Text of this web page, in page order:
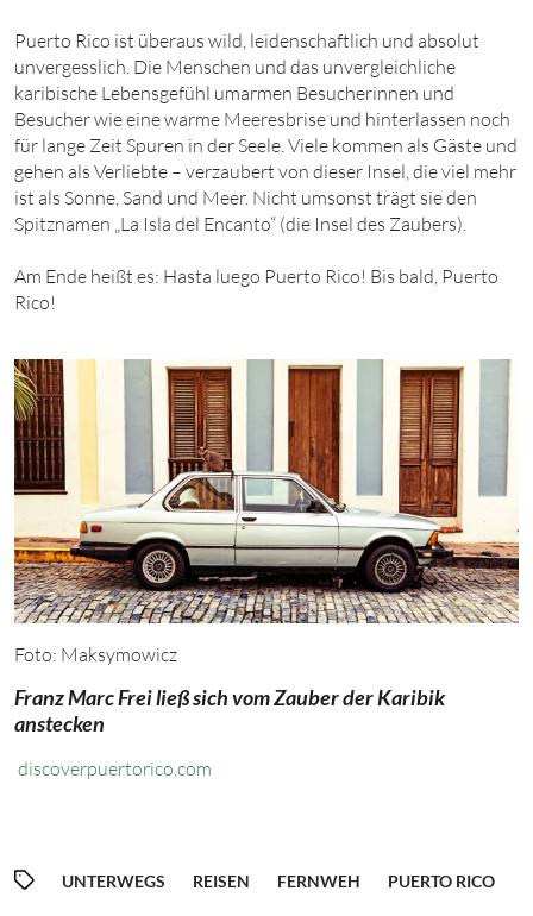
Puerto Rico ist überaus wild, leidenschaftlich und absolut
unvergesslich. Die Menschen und das unvergleichliche
karibische Lebensgefühl umarmen Besucherinnen und
Besucher wie eine warme Meeresbrise und hinterlassen noch
für lange Zeit Spuren in der Seele. Viele kommen als Gäste und
gehen als Verliebte – verzaubert von dieser Insel, die viel mehr
ist als Sonne, Sand und Meer. Nicht umsonst trägt sie den
Spitznamen „La Isla del Encanto“ (die Insel des Zaubers).
Am Ende heißt es: Hasta luego Puerto Rico! Bis bald, Puerto
Rico!
Foto: Maksymowicz
Franz Marc Frei ließ sich vom Zauber der Karibik
anstecken
discoverpuertorico.com
UNTERWEGS REISEN FERNWEH PUERTO RICO